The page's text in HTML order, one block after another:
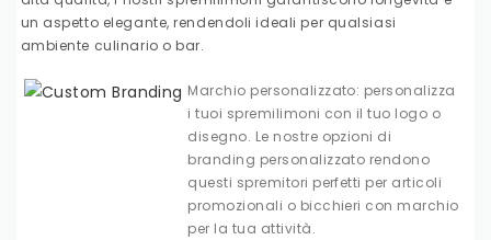
un aspetto elegante, rendendoli ideali per qualsiasi
ambiente culinario o bar.
Marchio personalizzato: personalizza
i tuoi spremilimoni con il tuo logo o
disegno. Le nostre opzioni di
branding personalizzato rendono
questi spremitori perfetti per articoli
promozionali o bicchieri con marchio
per la tua attività.